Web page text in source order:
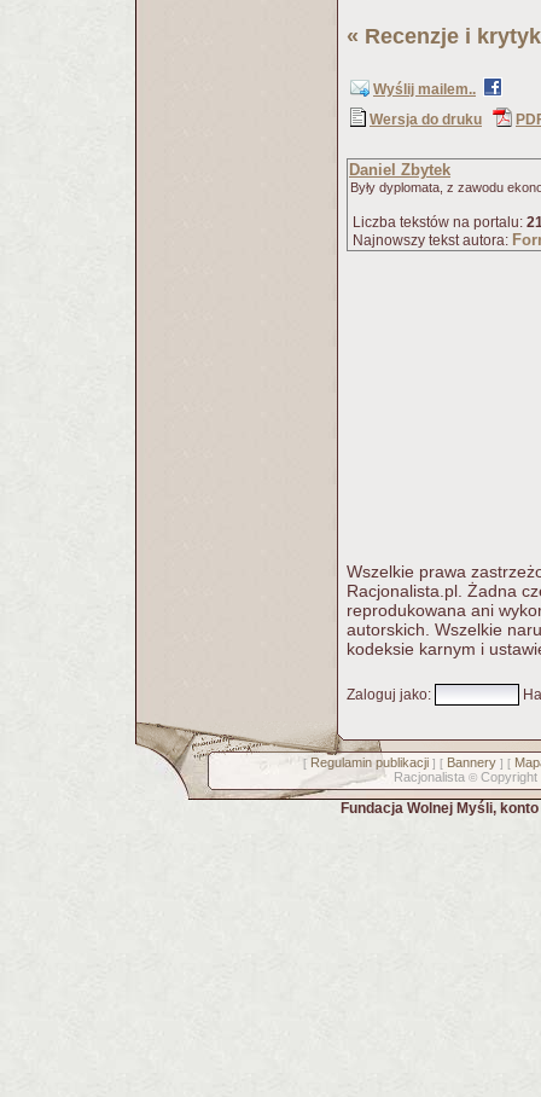
« Recenzje i
Wyślij mailem..
Wersja do druku
Daniel Zbytek
Były dyplomata, z zawodu
Liczba tekstów na portalu:
Najnowszy tekst autora:
Wszelkie prawa
Racjonalista.pl. Żadna
reprodukowana ani
autorskich. Wszelkie
kodeksie karnym i
Zaloguj jako:
[ Regulamin publikacji] [ Bannery] [
Racjonalista © Copyright
Fundacja Wolnej Myśli,